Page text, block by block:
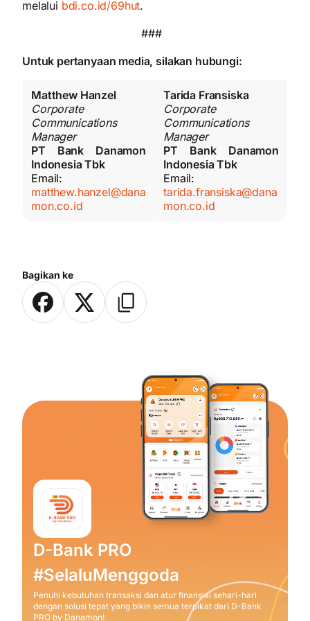
Bagikan ke
melalui bdi.co.id/69hut.
###
Untuk pertanyaan media, silakan hubungi:
Matthew Hanzel
Corporate
Communications
Manager
PT Bank Danamon
Indonesia Tbk
Email:
matthew.hanzel@dana
mon.co.id
Tarida Fransiska
Corporate
Communications
Manager
PT Bank Danamon
Indonesia Tbk
Email:
tarida.fransiska@dana
mon.co.id
D-Bank PRO
#SelaluMenggoda
Penuhi kebutuhan transaksi dan atur finansial sehari-hari
dengan solusi tepat yang bikin semua terpikat dari D-Bank
PRO by Danamon!